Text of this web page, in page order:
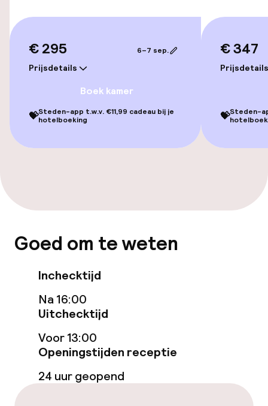
Solarium
Fitnessruimte / gym
Entertainment
Betaalde wifi
dan de 5 kg)
€ 295
Prijsdetails
6–7 sep.
Boek kamer
💝Steden-app t.w.v. €11,99 cadeau bij je
hotelboeking
€ 347
Prijsdetails
💝Steden-
Goed om te weten
Inchecktijd
Na 16:00
Uitchecktijd
Voor 13:00
Openingstijden receptie
24 uur geopend